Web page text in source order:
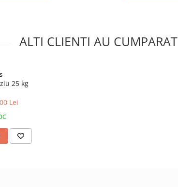
ALTI CLIENTI AU CUMPARAT
25 kg
Lei